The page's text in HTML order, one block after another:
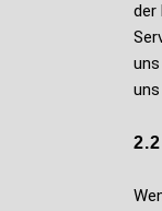
der